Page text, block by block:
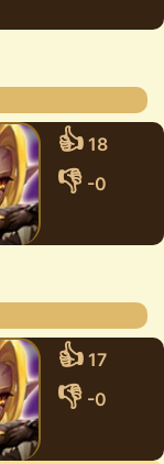
👍 18
👎 -0
👍 17
👎 -0